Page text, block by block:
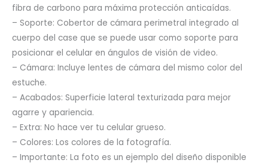
fibra de carbono para máxima protección anticaídas.
– Soporte: Cobertor de cámara perimetral integrado al
cuerpo del case que se puede usar como soporte para
posicionar el celular en ángulos de visión de video.
– Cámara: Incluye lentes de cámara del mismo color del
estuche.
– Acabados: Superficie lateral texturizada para mejor
agarre y apariencia.
– Extra: No hace ver tu celular grueso.
– Colores: Los colores de la fotografía.
– Importante: La foto es un ejemplo del diseño disponible